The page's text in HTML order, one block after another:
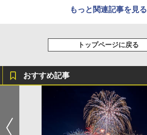
もっと関連記事を見る
トップページに戻る
おすすめ記事